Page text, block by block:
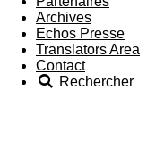
Archives
Echos Presse
Translators Area
Contact
Rechercher